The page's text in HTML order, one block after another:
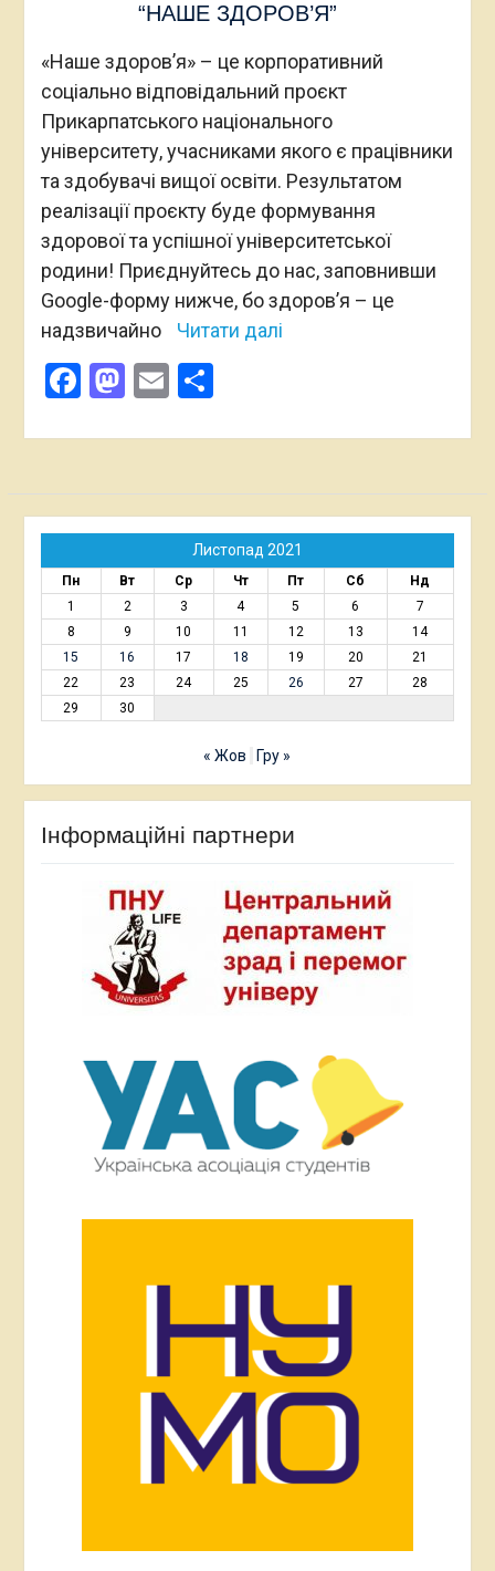
“НАШЕ ЗДОРОВ’Я”
«Наше здоров’я» – це корпоративний
соціально відповідальний проєкт
Прикарпатського національного
університету, учасниками якого є працівники
та здобувачі вищої освіти. Результатом
реалізації проєкту буде формування
здорової та успішної університетської
родини! Приєднуйтесь до нас, заповнивши
Google-форму нижче, бо здоров’я – це
надзвичайно
Читати далі
Facebook
Mastodon
EmailПоділитися
Листопад 2021
Пн Вт Ср Чт Пт Сб
Нд
1
2 3 4 5 6
7
8
9 10 11 12 13
14
15
16 17 18 19 20
21
22
23 24 25 26 27
28
29
30
« Жов Гру »
Інформаційні партнери